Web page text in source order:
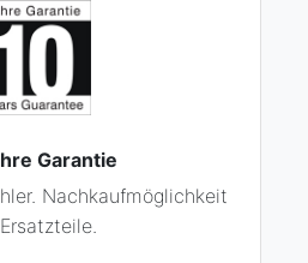
Garantie
Nachkaufmöglichkeit